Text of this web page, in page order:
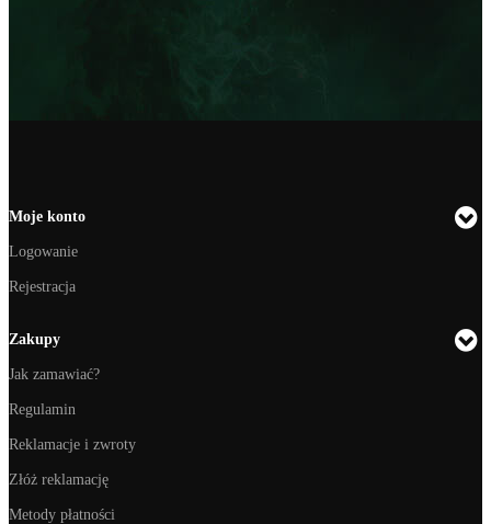
Moje konto
Logowanie
Rejestracja
Zakupy
Jak zamawiać?
Regulamin
Reklamacje i zwroty
Złóż reklamację
Metody płatności